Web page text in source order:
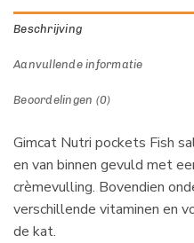
Beschrijving
Aanvullende informatie
Beoordelingen (0)
Gimcat Nutri pockets Fish
en van binnen gevuld met
crèmevulling. Bovendien
verschillende vitaminen en
de kat.